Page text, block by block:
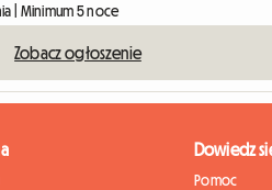
| Minimum 5 noce
Zobacz ogłoszenie
Dowiedz
Pomoc